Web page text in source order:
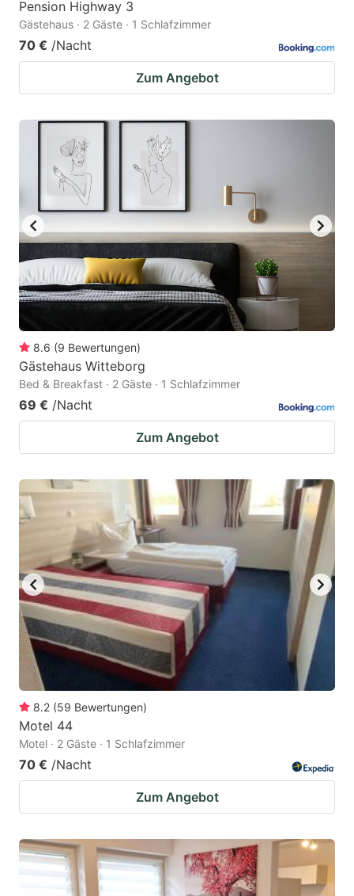
Pension Highway 3
Gästehaus · 2 Gäste · 1 Schlafzimmer
70 € /Nacht
Zum Angebot
8.6 (9 Bewertungen)
Gästehaus Witteborg
Bed & Breakfast · 2 Gäste · 1 Schlafzimmer
69 € /Nacht
Zum Angebot
8.2 (59 Bewertungen)
Motel 44
Motel · 2 Gäste · 1 Schlafzimmer
70 € /Nacht
Zum Angebot